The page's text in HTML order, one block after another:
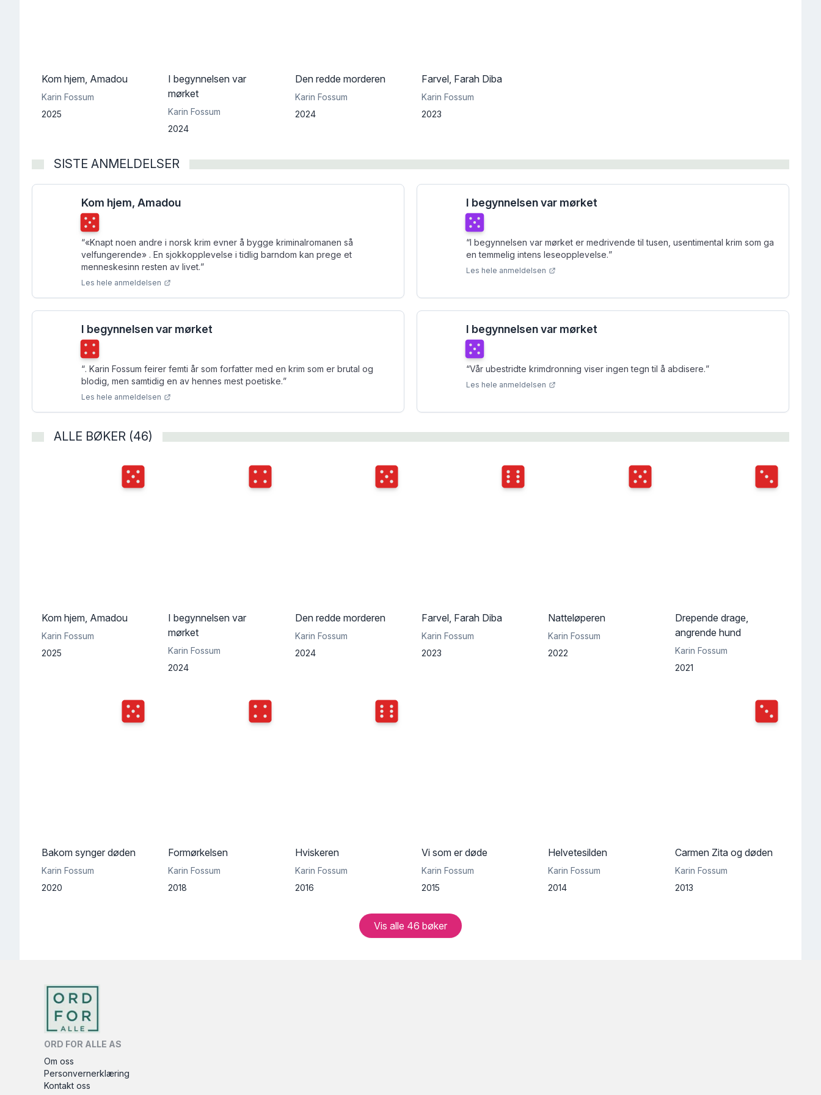
Kom hjem, Amadou
Karin Fossum
2025
I begynnelsen var
mørket
Karin Fossum
2024
Den redde morderen
Karin Fossum
2024
Farvel, Farah Diba
Karin Fossum
2023
SISTE ANMELDELSER
Kom hjem, Amadou
Terningkast
“«Knapt noen andre i norsk krim evner å bygge kriminalromanen så
velfungerende» . En sjokkopplevelse i tidlig barndom kan prege et
menneskesinn resten av livet.”
Les hele anmeldelsen
I begynnelsen var mørket
Terningkast
“I begynnelsen var mørket er medrivende til tusen, usentimental krim som ga
en temmelig intens leseopplevelse.”
Les hele anmeldelsen
I begynnelsen var mørket
Terningkast
“. Karin Fossum feirer femti år som forfatter med en krim som er brutal og
blodig, men samtidig en av hennes mest poetiske.”
Les hele anmeldelsen
I begynnelsen var mørket
Terningkast
“Vår ubestridte krimdronning viser ingen tegn til å abdisere.”
Les hele anmeldelsen
ALLE BØKER (46)
Terningkast
Kom hjem, Amadou
Karin Fossum
2025
Terningkast
I begynnelsen var
mørket
Karin Fossum
2024
Terningkast
Den redde morderen
Karin Fossum
2024
Terningkast
Farvel, Farah Diba
Karin Fossum
2023
Terningkast
Natteløperen
Karin Fossum
2022
Terningkast
Drepende drage,
angrende hund
Karin Fossum
2021
Terningkast
Bakom synger døden
Karin Fossum
2020
Terningkast
Formørkelsen
Karin Fossum
2018
Terningkast
Hviskeren
Karin Fossum
2016
Vi som er døde
Karin Fossum
2015
Helvetesilden
Karin Fossum
2014
Terningkast
Carmen Zita og døden
Karin Fossum
2013
Vis alle 46 bøker
ORD FOR ALLE AS
Om oss
Personvernerklæring
Kontakt oss